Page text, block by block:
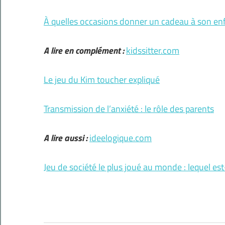
À quelles occasions donner un cadeau à son
A lire en complément :kidssitter.com
Le jeu du Kim toucher expliqué
Transmission de l’anxiété : le rôle des parents
A lire aussi :ideelogique.com
Jeu de société le plus joué au monde : lequel